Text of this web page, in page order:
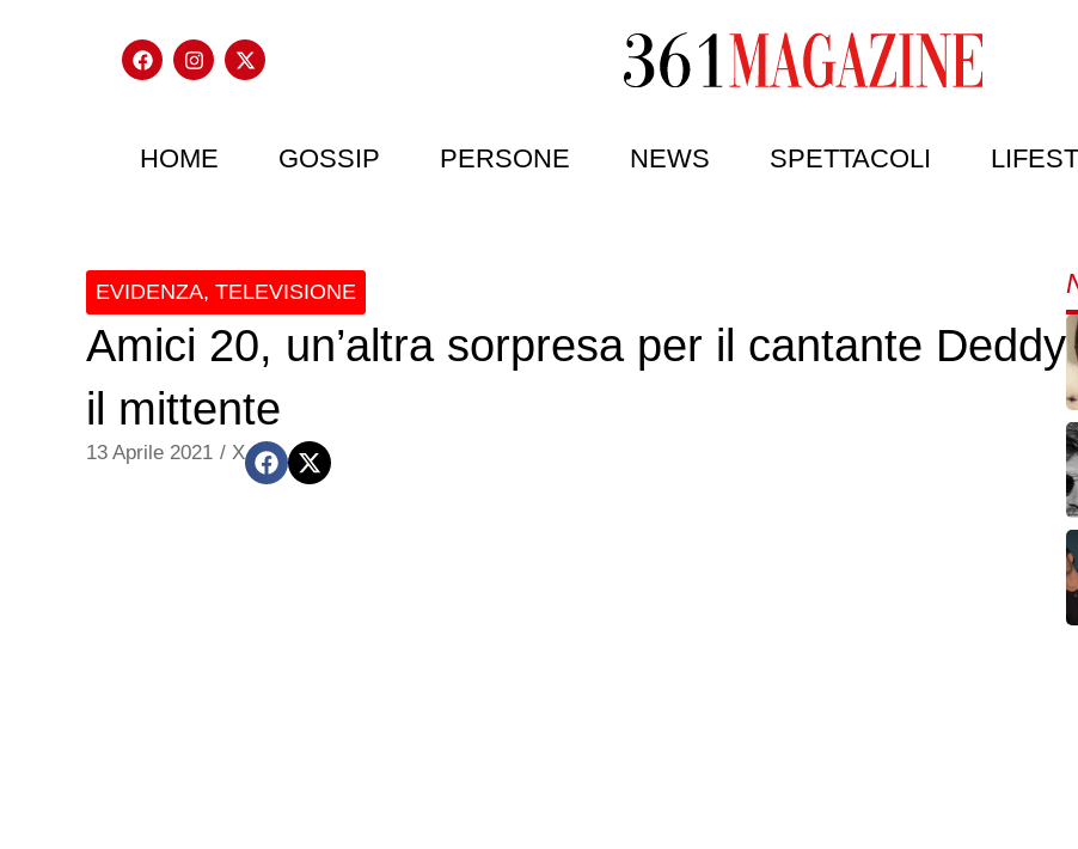
HOME GOSSIP PERSONE NEWS SPETTACOLI
EVIDENZA, TELEVISIONE
Amici 20, un’altra sorpresa per il cantante
il mittente
13 Aprile 2021 / X